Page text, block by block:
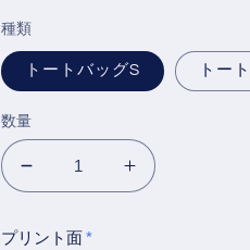
価
格
種類
トートバッグS トー
数量
系
芸
プリント面